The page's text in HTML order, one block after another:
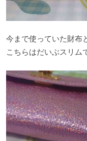
今まで使っていた財布
こちらはだいぶスリム